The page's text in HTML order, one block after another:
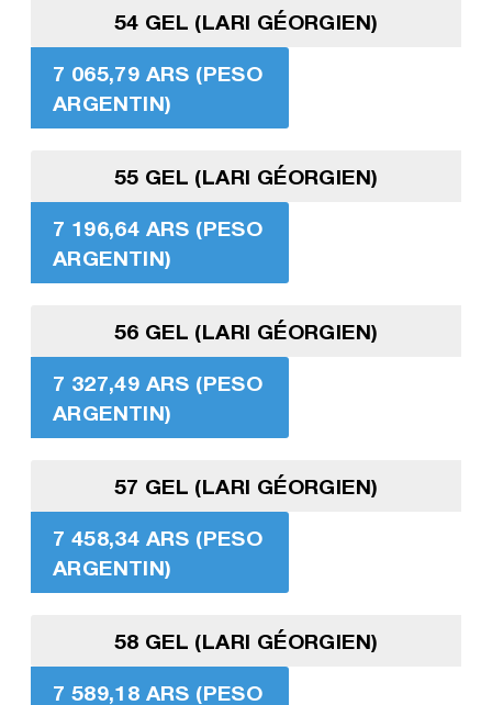
54 GEL (LARI GÉORGIEN)
7 065,79 ARS (PESO
ARGENTIN)
55 GEL (LARI GÉORGIEN)
7 196,64 ARS (PESO
ARGENTIN)
56 GEL (LARI GÉORGIEN)
7 327,49 ARS (PESO
ARGENTIN)
57 GEL (LARI GÉORGIEN)
7 458,34 ARS (PESO
ARGENTIN)
58 GEL (LARI GÉORGIEN)
7 589,18 ARS (PESO